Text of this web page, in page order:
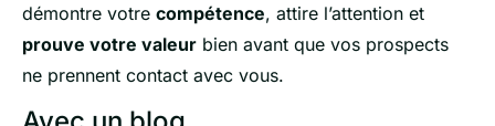
démontre votre compétence, attire l’attention et
prouve votre valeur bien avant que vos prospects
ne prennent contact avec vous.